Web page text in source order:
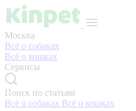
Москва
Всё о собаках
Всё о кошках
Сервисы
Поиск по статьям
Всё о собаках Всё о кошках